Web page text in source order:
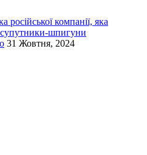
компанії, яка
супутники-шпигуни
31 Жовтня, 2024